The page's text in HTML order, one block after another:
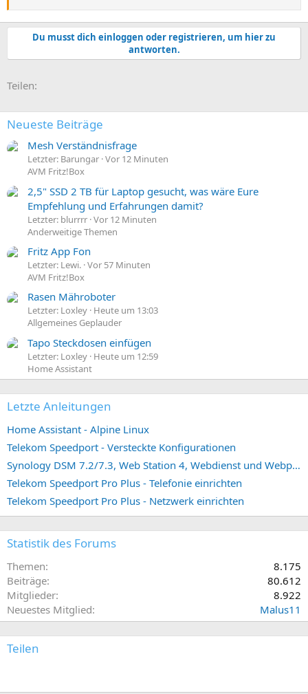
Du musst dich einloggen oder registrieren, um hier zu
antworten.
Teilen:
Neueste Beiträge
Mesh Verständnisfrage
Letzter: Barungar Vor 12 Minuten
AVM Fritz!Box
2,5" SSD 2 TB für Laptop gesucht, was wäre Eure
Empfehlung und Erfahrungen damit?
Letzter: blurrrr Vor 12 Minuten
Anderweitige Themen
Fritz App Fon
Letzter: Lewi. Vor 57 Minuten
AVM Fritz!Box
Rasen Mähroboter
Letzter: Loxley Heute um 13:03
Allgemeines Geplauder
Tapo Steckdosen einfügen
Letzter: Loxley Heute um 12:59
Home Assistant
Letzte Anleitungen
Home Assistant - Alpine Linux
Telekom Speedport - Versteckte Konfigurationen
Synology DSM 7.2/7.3, Web Station 4, Webdienst und Webportal erstellen (ehemals vHost)
Telekom Speedport Pro Plus - Telefonie einrichten
Telekom Speedport Pro Plus - Netzwerk einrichten
Statistik des Forums
Themen
8.175
Beiträge
80.612
Mitglieder
8.922
Neuestes Mitglied
Malus11
Teilen